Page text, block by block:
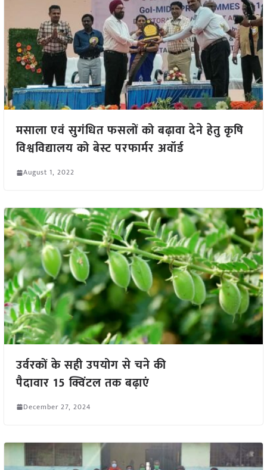
मसाला एवं सुगंधित फसलों को बढ़ावा देने हेतु कृषि
विश्वविद्यालय को बेस्ट परफार्मर अवॉर्ड
August 1, 2022
उर्वरकों के सही उपयोग से चने की
पैदावार 15 क्विंटल तक बढ़ाएं
December 27, 2024